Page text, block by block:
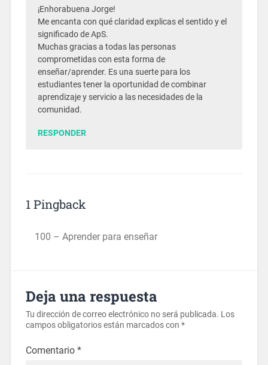
¡Enhorabuena Jorge!
Me encanta con qué claridad explicas el sentido y el
significado de ApS.
Muchas gracias a todas las personas
comprometidas con esta forma de
enseñar/aprender. Es una suerte para los
estudiantes tener la oportunidad de combinar
aprendizaje y servicio a las necesidades de la
comunidad.
RESPONDER
1 Pingback
100 – Aprender para enseñar
Deja una respuesta
Tu dirección de correo electrónico no será publicada. Los
campos obligatorios están marcados con *
Comentario *